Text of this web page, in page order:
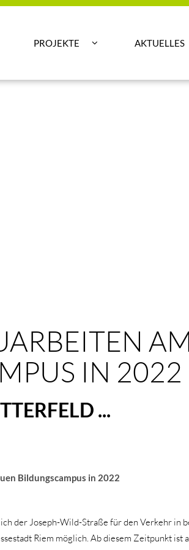
PROJEKTE  AKTUELLES
AM
IN 2022
...
Bildungscampus in 2022
der Joseph-Wild-Straße für den Verkehr in
Riem möglich. Ab diesem Zeitpunkt ist